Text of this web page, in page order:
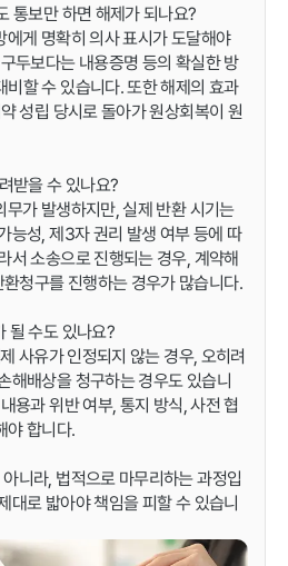
통보만 하면 해제가 되나요?
게 명확히 의사 표시가 도달해야
두보다는 내용증명 등의 확실한 방
비할 수 있습니다. 또한 해제의 효과
성립 당시로 돌아가 원상회복이 원
받을 수 있나요?
가 발생하지만, 실제 반환 시기는
능성, 제3자 권리 발생 여부 등에 따
서 소송으로 진행되는 경우, 계약해
청구를 진행하는 경우가 많습니다.
될 수도 있나요?
사유가 인정되지 않는 경우, 오히려
해배상을 청구하는 경우도 있습니
용과 위반 여부, 통지 방식, 사전 협
야 합니다.
니라, 법적으로 마무리하는 과정입
대로 밟아야 책임을 피할 수 있습니